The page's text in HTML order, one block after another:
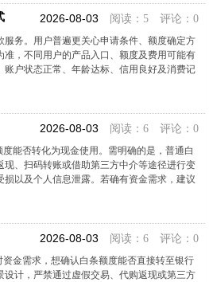
2026-08-03 阅读：5 评论：0
务。用户普遍更关心申请条件、额度确定方
，不同用户的产品入口、额度及费用可能有
户状态正常、年龄达标、信用良好及消费记
2026-08-03 阅读：6 评论：0
能否转化为现金使用。需明确的是，普通白
、扫码转账或借助第三方中介等途径进行变
以及个人信息泄露。若确有资金需求，建议
2026-08-03 阅读：6 评论：0
金需求，想确认白条额度能否直接转至银行
计，严禁通过虚假交易、代购返现或第三方